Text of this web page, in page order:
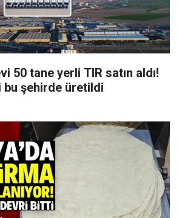
50 tane yerli TIR satın aldı!
bu şehirde üretildi